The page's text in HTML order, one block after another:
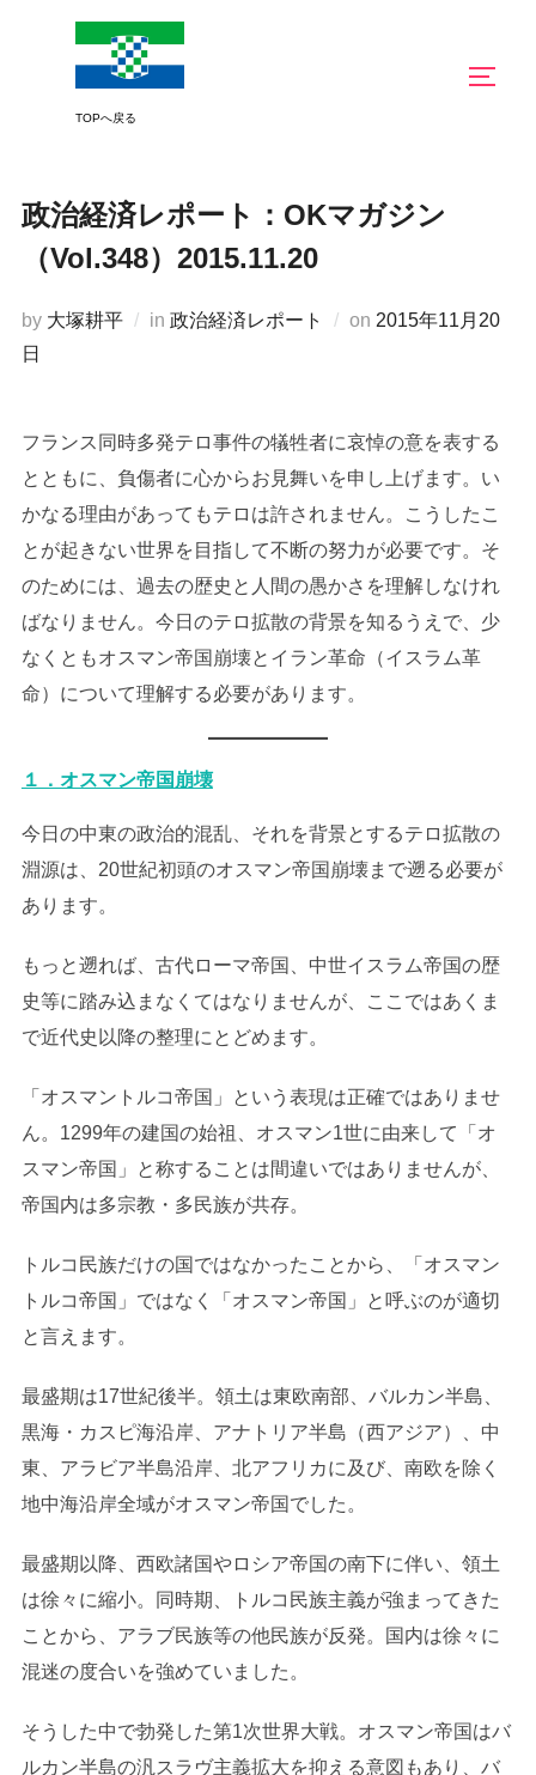
政治経済レポート：OKマガジン
（Vol.348）2015.11.20
by 大塚耕平 in 政治経済レポート on 投
2015年11月20
日
フランス同時多発テロ事件の犠牲者に哀悼の意を表する
とともに、負傷者に心からお見舞いを申し上げます。い
かなる理由があってもテロは許されません。こうしたこ
とが起きない世界を目指して不断の努力が必要です。そ
のためには、過去の歴史と人間の愚かさを理解しなけれ
ばなりません。今日のテロ拡散の背景を知るうえで、少
なくともオスマン帝国崩壊とイラン革命（イスラム革
命）について理解する必要があります。
１．オスマン帝国崩壊
今日の中東の政治的混乱、それを背景とするテロ拡散の
淵源は、20世紀初頭のオスマン帝国崩壊まで遡る必要が
あります。
もっと遡れば、古代ローマ帝国、中世イスラム帝国の歴
史等に踏み込まなくてはなりませんが、ここではあくま
で近代史以降の整理にとどめます。
「オスマントルコ帝国」という表現は正確ではありませ
ん。1299年の建国の始祖、オスマン1世に由来して「オ
スマン帝国」と称することは間違いではありませんが、
帝国内は多宗教・多民族が共存。
トルコ民族だけの国ではなかったことから、「オスマン
トルコ帝国」ではなく「オスマン帝国」と呼ぶのが適切
と言えます。
最盛期は17世紀後半。領土は東欧南部、バルカン半島、
黒海・カスピ海沿岸、アナトリア半島（西アジア）、中
東、アラビア半島沿岸、北アフリカに及び、南欧を除く
地中海沿岸全域がオスマン帝国でした。
最盛期以降、西欧諸国やロシア帝国の南下に伴い、領土
は徐々に縮小。同時期、トルコ民族主義が強まってきた
ことから、アラブ民族等の他民族が反発。国内は徐々に
混迷の度合いを強めていました。
そうした中で勃発した第1次世界大戦。オスマン帝国はバ
ルカン半島の汎スラヴ主義拡大を抑える意図もあり、バ